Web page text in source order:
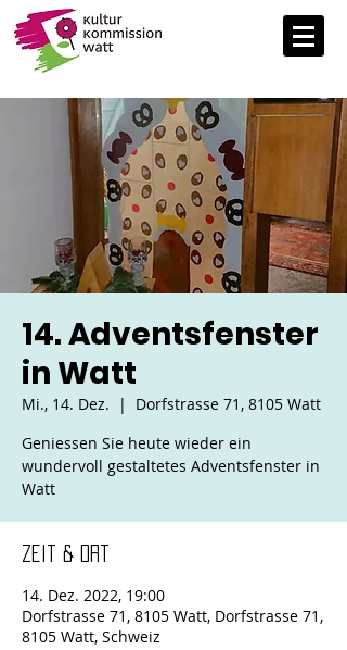
14. Adventsfenster
in Watt
Mi., 14. Dez.
  |
Dorfstrasse 71, 8105 Watt
Geniessen Sie heute wieder ein
wundervoll gestaltetes Adventsfenster in
Zeit & Ort
14. Dez. 2022, 19:00
Dorfstrasse 71, 8105 Watt, Dorfstrasse 71,
8105 Watt, Schweiz